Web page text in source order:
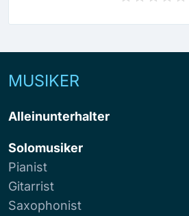
MUSIKER
Alleinunterhalter
Solomusiker
Pianist
Gitarrist
Saxophonist